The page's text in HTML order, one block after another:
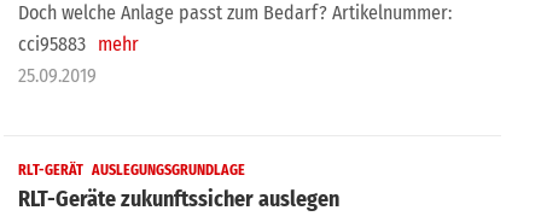
Doch welche Anlage passt zum Bedarf? Artikelnummer:
cci95883 mehr
25.09.2019
RLT-GERÄT AUSLEGUNGSGRUNDLAGE
RLT-Geräte zukunftssicher auslegen